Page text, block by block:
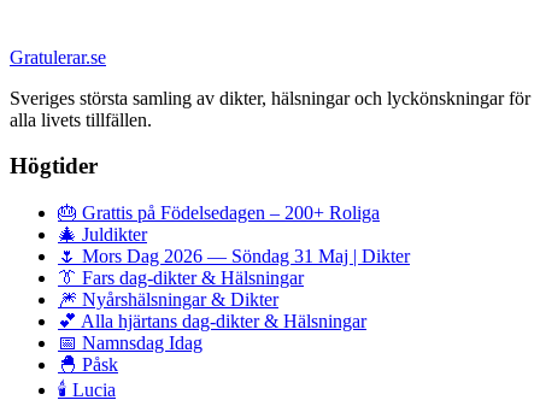
Gratulerar.se
Sveriges största samling av dikter, hälsningar och lyckönskningar för
alla livets tillfällen.
Högtider
🎂 Grattis på Födelsedagen – 200+ Roliga
🎄 Juldikter
🌷 Mors Dag 2026 — Söndag 31 Maj | Dikter
👔 Fars dag-dikter & Hälsningar
🎆 Nyårshälsningar & Dikter
💕 Alla hjärtans dag-dikter & Hälsningar
📅 Namnsdag Idag
🐣 Påsk
🕯️ Lucia